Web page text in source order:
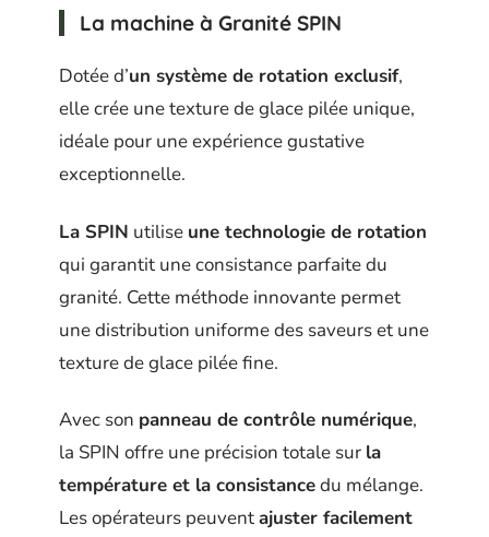
La machine à Granité SPIN
Dotée d’un système de rotation exclusif,
elle crée une texture de glace pilée unique,
idéale pour une expérience gustative
exceptionnelle.
La SPIN utilise une technologie de rotation
qui garantit une consistance parfaite du
granité. Cette méthode innovante permet
une distribution uniforme des saveurs et une
texture de glace pilée fine.
Avec son panneau de contrôle numérique,
la SPIN offre une précision totale sur la
température et la consistancedu mélange.
Les opérateurs peuventajuster facilement